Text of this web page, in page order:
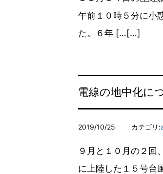
午前１０時５分に小
た。６年 […
電線の地中化に
2019/10/25 カテゴリ:
９月と１０月の２回
に上陸した１５号台